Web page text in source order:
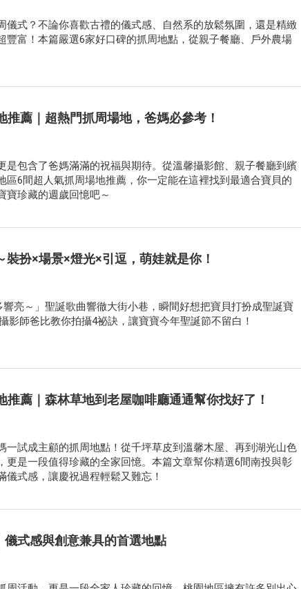
儀式？不論你喜歡古禮的儀式感、自然系的放鬆氛圍，還是精緻
豐富！本篇嚴選6家好口碑的抓周地點，從親子餐廳、戶外農場
推薦｜超熱門抓周場地，爸媽必參考！
是包含了爸媽滿滿的祝福與期待。從溫馨攝影館、親子餐廳到繽
6間超人氣抓周場地推薦，你一定能在這裡找到最適合寶貝的
寶珍藏的週歲回憶吧～
扮×場景×燈光×引逗，萌娃就是你！
響亮～」聖誕歌曲響徹大街小巷，瞬間好想把寶貝打扮成聖誕寶
影師爸比教你拍攝4祕訣，讓寶寶今年聖誕節不留白！
推薦｜森林草地到老屋咖啡廳通通幫你找好了！
一試成主顧的抓周地點！從千坪草皮到溫馨木屋、再到湖光山色
更是一段值得珍藏的全家回憶。本篇文章幫你精選6間南投與彰
式感，讓慶祝過程輕鬆又難忘！
式感與創意兼具的首選地點